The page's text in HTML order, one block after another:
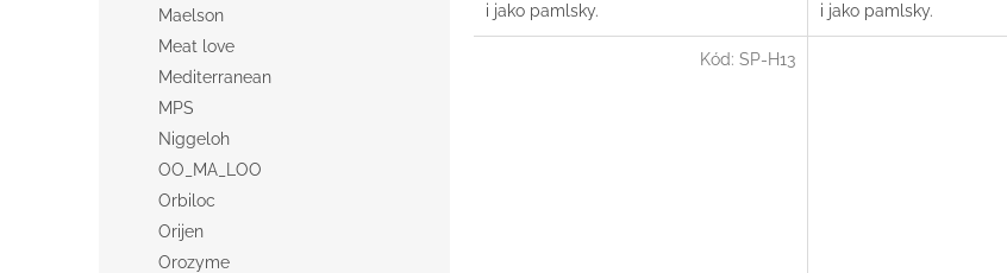
Maelson
Meat love
Mediterranean
MPS
Niggeloh
OO_MA_LOO
Orbiloc
Orijen
Orozyme
i jako pamlsky.
i jako pamlsky.
Kód: SP-H13